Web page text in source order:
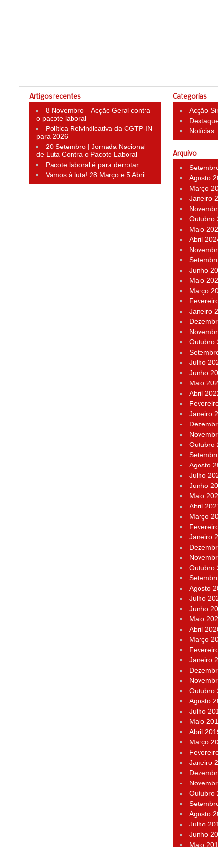
Artigos recentes
8 Novembro – Acção Geral contra
o pacote laboral
Política Reivindicativa da CGTP-IN
para 2026
20 Setembro | Jornada Nacional
de Luta Contra o Pacote Laboral
Pacote laboral é para derrotar
Vamos à luta! 28 Março e 5 Abril
Categorias
Acção
Notícias
Arquivo
Agosto
Março
Janeiro
Outubro
Maio
Abril
Junho
Maio
Março
Janeiro
Outubro
Julho
Junho
Maio
Abril
Janeiro
Outubro
Agosto
Julho
Junho
Maio
Abril
Março
Janeiro
Outubro
Agosto
Julho
Junho
Maio
Abril
Março
Janeiro
Outubro
Agosto
Julho
Maio
Abril
Março
Janeiro
Outubro
Agosto
Julho
Junho
Maio